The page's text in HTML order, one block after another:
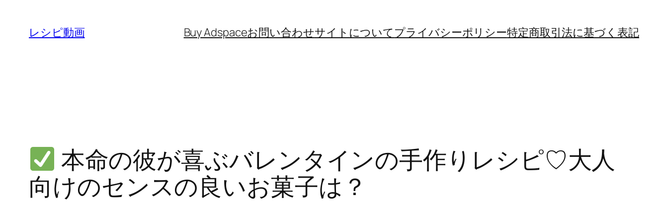
レシピ動画 Buy Adspaceお問い合わせサイトについてプライバシーポリシー特定商取引法に基づく表記
本命の彼が喜ぶバレンタインの手作りレシピ♡大人
向けのセンスの良いお菓子は？